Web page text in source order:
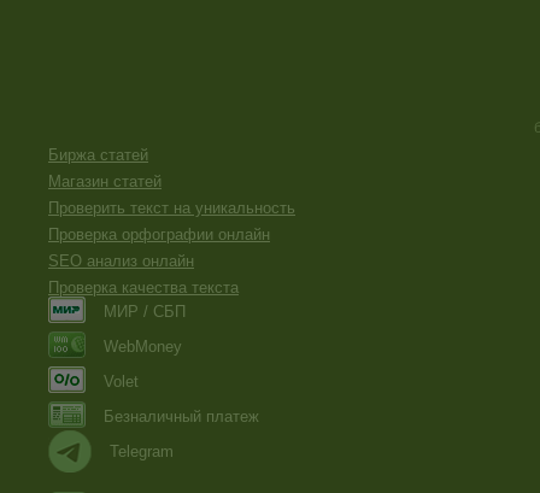
Биржа статей
Магазин статей
Проверить текст на уникальность
Проверка орфографии онлайн
SEO анализ онлайн
Проверка качества текста
МИР / СБП
WebMoney
Volet
Безналичный платеж
Telegram